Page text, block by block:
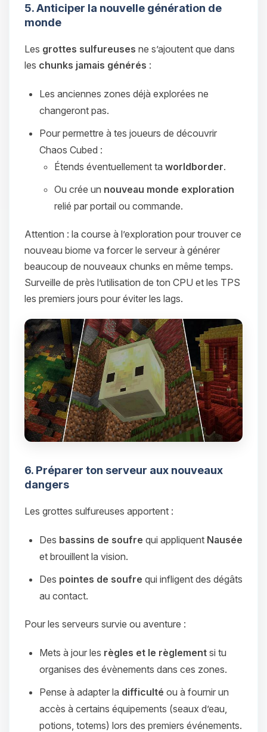
5. Anticiper la nouvelle génération de
monde
Les grottes sulfureuses ne s’ajoutent que dans
les chunks jamais générés :
Les anciennes zones déjà explorées ne
changeront pas.
Pour permettre à tes joueurs de découvrir
Chaos Cubed :
Étends éventuellement ta worldborder.
Ou crée un nouveau monde exploration
relié par portail ou commande.
Attention : la course à l’exploration pour trouver ce
nouveau biome va forcer le serveur à générer
beaucoup de nouveaux chunks en même temps.
Surveille de près l’utilisation de ton CPU et les TPS
les premiers jours pour éviter les lags.
6. Préparer ton serveur aux nouveaux
dangers
Les grottes sulfureuses apportent :
Des bassins de soufre qui appliquent Nausée
et brouillent la vision.
Des pointes de soufre qui infligent des dégâts
au contact.
Pour les serveurs survie ou aventure :
Mets à jour les règles et le règlement si tu
organises des évènements dans ces zones.
Pense à adapter la difficulté ou à fournir un
accès à certains équipements (seaux d’eau,
potions, totems) lors des premiers événements.